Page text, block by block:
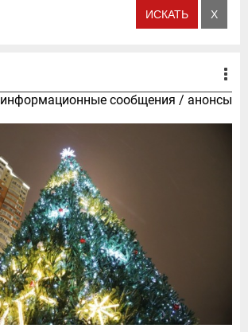
информационные сообщения / анонсы